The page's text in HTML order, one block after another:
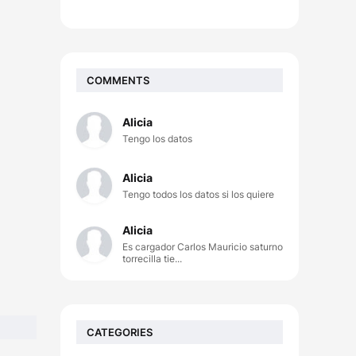
COMMENTS
Alicia
Tengo los datos
Alicia
Tengo todos los datos si los quiere
Alicia
Es cargador Carlos Mauricio saturno
torrecilla tie...
CATEGORIES